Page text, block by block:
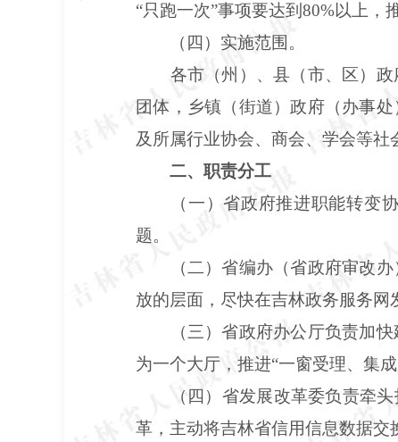
“只跑一次”事项要达到80%以上，
（四）实施范围。
各市（州）、县（市、区）
团体，乡镇（街道）政府（办事
及所属行业协会、商会、学会等社
二、职责分工
（一）省政府推进职能转变
题。
（二）省编办（省政府审改
放的层面，尽快在吉林政务服务网
（三）省政府办公厅负责加
为一个大厅，推进“一窗受理、集成
（四）省发展改革委负责牵
革，主动将吉林省信用信息数据交